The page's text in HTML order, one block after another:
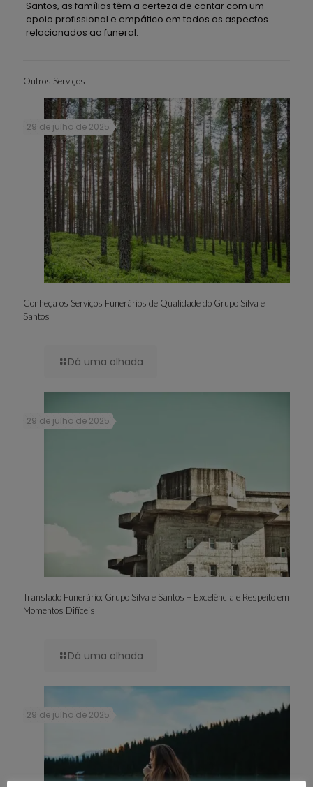
Santos, as famílias têm a certeza de contar com um
apoio profissional e empático em todos os aspectos
relacionados ao funeral.
Outros Serviços
29 de julho de 2025
Conheça os Serviços Funerários de Qualidade do Grupo Silva e
Santos
Dá uma olhada
29 de julho de 2025
Translado Funerário: Grupo Silva e Santos – Excelência e Respeito em
Momentos Difíceis
Dá uma olhada
29 de julho de 2025